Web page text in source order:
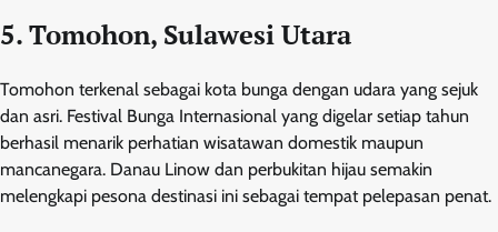
5. Tomohon, Sulawesi Utara
Tomohon terkenal sebagai kota bunga dengan udara yang sejuk
dan asri. Festival Bunga Internasional yang digelar setiap tahun
berhasil menarik perhatian wisatawan domestik maupun
mancanegara. Danau Linow dan perbukitan hijau semakin
melengkapi pesona destinasi ini sebagai tempat pelepasan penat.